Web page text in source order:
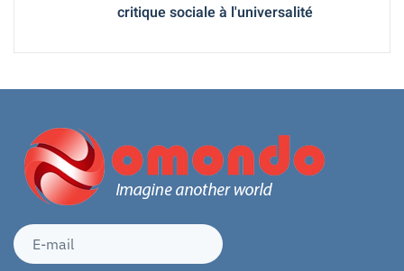
critique sociale à l'universalité